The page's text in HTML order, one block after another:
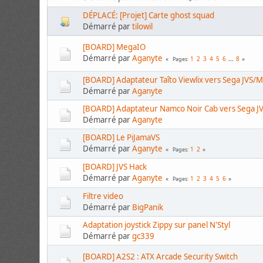
DÉPLACÉ: [Projet] Carte ghost squad
Démarré partilowil
[BOARD] MegaIO
Démarré parAganyte Pages 1 2 3 4 5 6 ... 8
[BOARD] Adaptateur Taîto Viewlix vers Sega JVS/
Démarré parAganyte
[BOARD] Adaptateur Namco Noir Cab vers Sega
Démarré parAganyte
[BOARD] Le PiJamaVS
Démarré parAganyte Pages 1 2
[BOARD] JVS Hack
Démarré parAganyte Pages 1 2 3 4 5 6
Filtre video
Démarré par BigPanik
Adaptation joystick Zippy sur panel N'Styl
Démarré pargc339
[BOARD] A2S2 : ATX Arcade Security Switch